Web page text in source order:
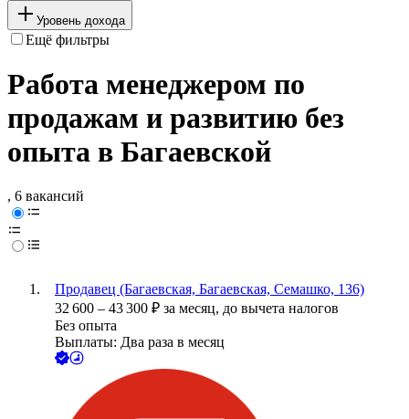
Уровень дохода
Ещё фильтры
Работа менеджером по
продажам и развитию без
опыта в Багаевской
, 6 вакансий
Продавец (Багаевская, Багаевская, Семашко, 136)
32 600 – 43 300 ₽ за месяц, до вычета налогов
Без опыта
Выплаты: Два раза в месяц